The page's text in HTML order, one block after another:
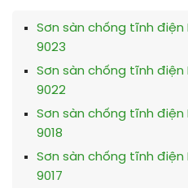
Sơn sàn chống tĩnh điện
9023
Sơn sàn chống tĩnh điện
9022
Sơn sàn chống tĩnh điện
9018
Sơn sàn chống tĩnh điện
9017